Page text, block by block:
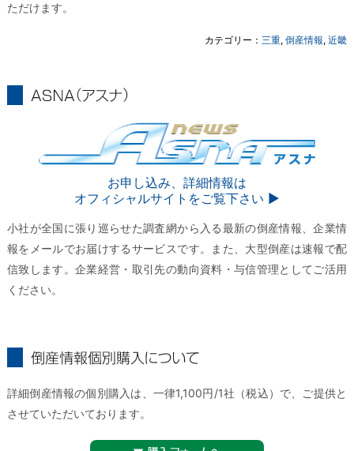
ただけます。
カテゴリー：三重,倒産情報,近畿
お申し込み、詳細情報は
オフィシャルサイトをご覧下さい ▶︎
小社が全国に張り巡らせた調査網から入る最新の倒産情報、企業情
報をメールでお届けするサービスです。また、大型倒産は速報で配
信致します。企業経営・取引先の動向資料・与信管理としてご活用
ください。
詳細倒産情報の個別購入は、一律1,100円/1社（税込）で、ご提供と
させていただいております。